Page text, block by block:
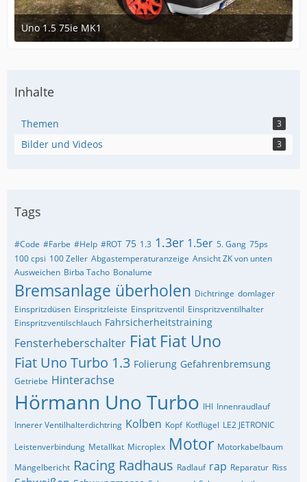
Uno 1.5 75ie MK1
8. November 2012 um 17:25
Inhalte
Themen 3
Bilder und Videos 3
Tags
#Code #Farbe #Help #ROT 75 1.3 1.3er 1.5er 5. Gang 75ps
100 cpsi 100 Zeller Abgastemperaturanzeige Ansicht ZK von unten
Ausweichen Birba Tacho Bonalume
Bremsanlage überholen Dichtringe domlager
Einspritzdüsen Einspritzleiste Einspritzventil Einspritzventilhalter
Einspritzventilschlauch Fahrsicherheitstraining
Fensterheberschalter Fiat Fiat Uno
Fiat Uno Turbo 1.3 Folierung Gefahrenbremsung
Getriebe Hinterachse
Hörmann Uno Turbo IHI Innenraudlauf
Innerer Ventilhalterdichtring Kolben Kopf Kotflügel LE2 JETRONIC
Leistenverbindung Metallkat Microplex Motor Motorkabelbaum
Mängelbericht Racing Radhaus Radlauf rap Reparatur Riss